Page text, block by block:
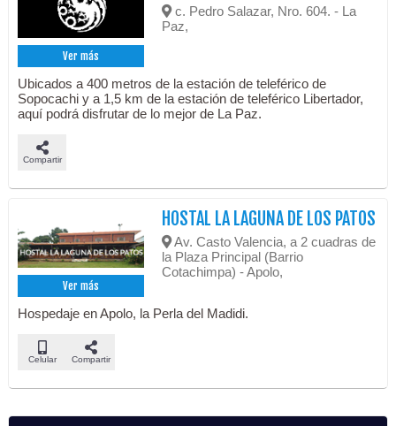
Ver más
c. Pedro Salazar, Nro. 604. - La
Paz,
Ubicados a 400 metros de la estación de teleférico de
Sopocachi y a 1,5 km de la estación de teleférico Libertador,
aquí podrá disfrutar de lo mejor de La Paz.
Compartir
Ver más
HOSTAL LA LAGUNA DE LOS PATOS
Av. Casto Valencia, a 2 cuadras de
la Plaza Principal (Barrio
Cotachimpa) - Apolo,
Hospedaje en Apolo, la Perla del Madidi.
Celular Compartir